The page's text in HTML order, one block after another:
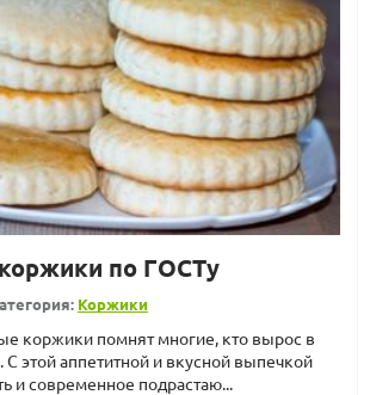
по ГОСТу
Коржики
коржики помнят многие, кто вырос в
С этой аппетитной и вкусной выпечкой
и современное подрастаю...